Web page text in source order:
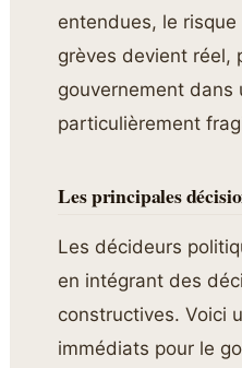
entendues, le
grèves devient réel,
gouvernement dans
particulièrement
Les principales
Les décideurs
en intégrant des
constructives. Voici
immédiats pour le